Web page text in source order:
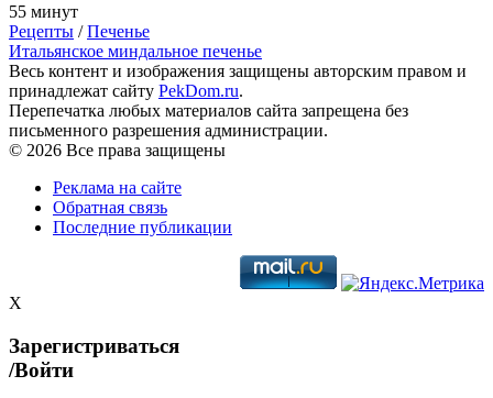
55 минут
Рецепты /Печенье
Итальянское миндальное печенье
Весь контент и изображения защищены авторским правом и
принадлежат сайту PekDom.ru.
Перепечатка любых материалов сайта запрещена без
письменного разрешения администрации.
© 2026 Все права защищены
Реклама на сайте
Обратная связь
Последние публикации
X
Зарегистриваться
/Войти